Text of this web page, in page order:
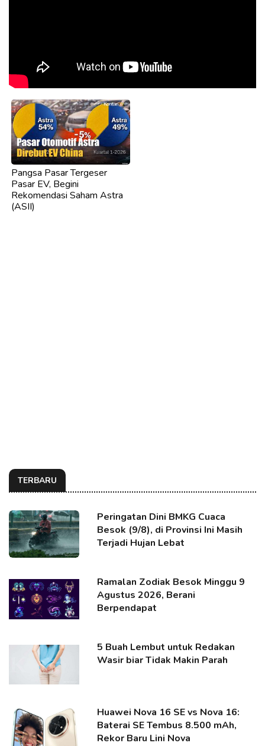
Pangsa Pasar Tergeser
Pasar EV, Begini
Rekomendasi Saham Astra
(ASII)
TERBARU
Peringatan Dini BMKG Cuaca
Besok (9/8), di Provinsi Ini Masih
Terjadi Hujan Lebat
Ramalan Zodiak Besok Minggu 9
Agustus 2026, Berani
Berpendapat
5 Buah Lembut untuk Redakan
Wasir biar Tidak Makin Parah
Huawei Nova 16 SE vs Nova 16:
Baterai SE Tembus 8.500 mAh,
Rekor Baru Lini Nova